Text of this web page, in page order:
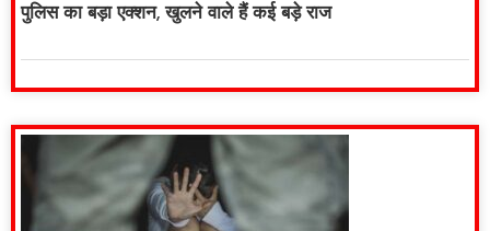
पुलिस का बड़ा एक्शन, खुलने वाले हैं कई बड़े राज